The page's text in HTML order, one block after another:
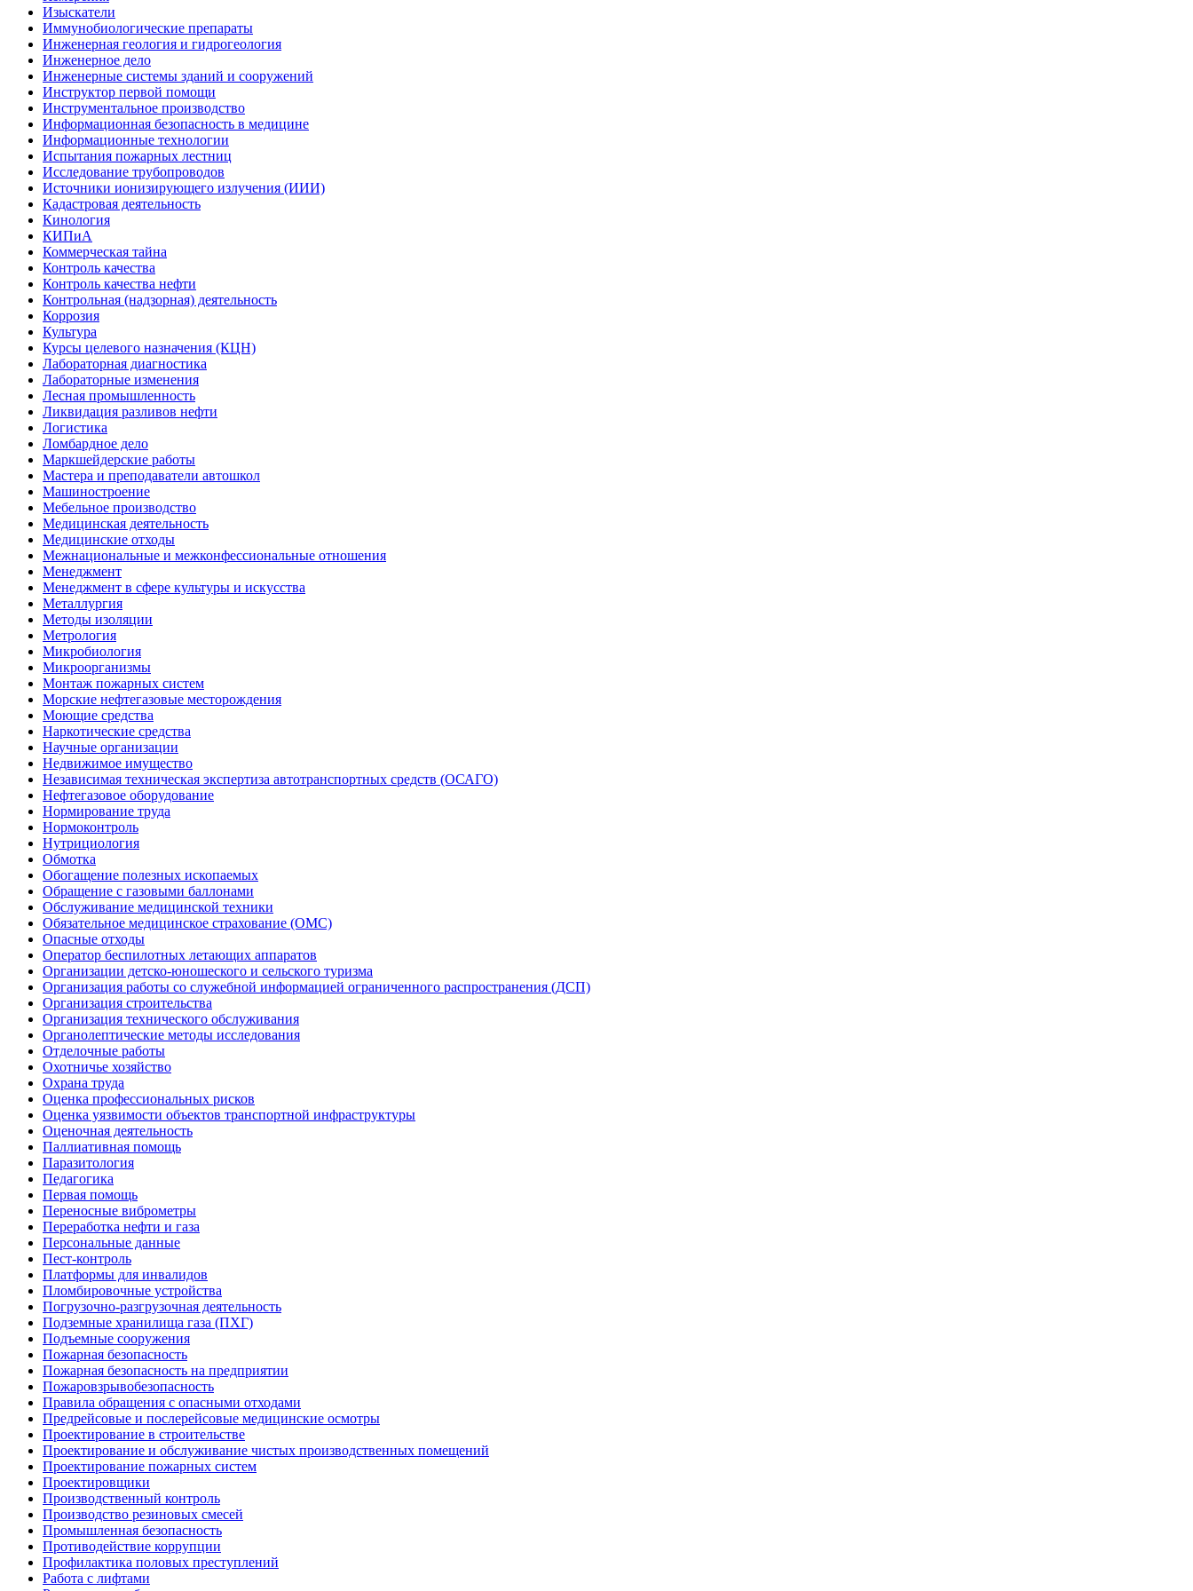
Изыскатели
Иммунобиологические препараты
Инженерная геология и гидрогеология
Инженерное дело
Инженерные системы зданий и сооружений
Инструктор первой помощи
Инструментальное производство
Информационная безопасность в медицине
Информационные технологии
Испытания пожарных лестниц
Исследование трубопроводов
Источники ионизирующего излучения (ИИИ)
Кадастровая деятельность
Кинология
КИПиА
Коммерческая тайна
Контроль качества
Контроль качества нефти
Контрольная (надзорная) деятельность
Коррозия
Культура
Курсы целевого назначения (КЦН)
Лабораторная диагностика
Лабораторные изменения
Лесная промышленность
Ликвидация разливов нефти
Логистика
Ломбардное дело
Маркшейдерские работы
Мастера и преподаватели автошкол
Машиностроение
Мебельное производство
Медицинская деятельность
Медицинские отходы
Межнациональные и межконфессиональные отношения
Менеджмент
Менеджмент в сфере культуры и искусства
Металлургия
Методы изоляции
Метрология
Микробиология
Микроорганизмы
Монтаж пожарных систем
Морские нефтегазовые месторождения
Моющие средства
Наркотические средства
Научные организации
Недвижимое имущество
Независимая техническая экспертиза автотранспортных средств (ОСАГО)
Нефтегазовое оборудование
Нормирование труда
Нормоконтроль
Нутрициология
Обмотка
Обогащение полезных ископаемых
Обращение с газовыми баллонами
Обслуживание медицинской техники
Обязательное медицинское страхование (ОМС)
Опасные отходы
Оператор беспилотных летающих аппаратов
Организации детско-юношеского и сельского туризма
Организация работы со служебной информацией ограниченного распространения (ДСП)
Организация строительства
Организация технического обслуживания
Органолептические методы исследования
Отделочные работы
Охотничье хозяйство
Охрана труда
Оценка профессиональных рисков
Оценка уязвимости объектов транспортной инфраструктуры
Оценочная деятельность
Паллиативная помощь
Паразитология
Педагогика
Первая помощь
Переносные виброметры
Переработка нефти и газа
Персональные данные
Пест-контроль
Платформы для инвалидов
Пломбировочные устройства
Погрузочно-разгрузочная деятельность
Подземные хранилища газа (ПХГ)
Подъемные сооружения
Пожарная безопасность
Пожарная безопасность на предприятии
Пожаровзрывобезопасность
Правила обращения с опасными отходами
Предрейсовые и послерейсовые медицинские осмотры
Проектирование в строительстве
Проектирование и обслуживание чистых производственных помещений
Проектирование пожарных систем
Проектировщики
Производственный контроль
Производство резиновых смесей
Промышленная безопасность
Противодействие коррупции
Профилактика половых преступлений
Работа с лифтами